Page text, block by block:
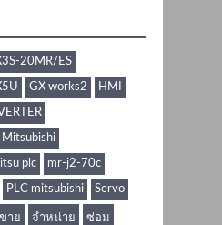
20MR/ES
GX works2 HMI
Mitsubishi
plc mr-j2-70c
PLC mitsubishi Servo
ขาย จำหน่าย ซ่อม